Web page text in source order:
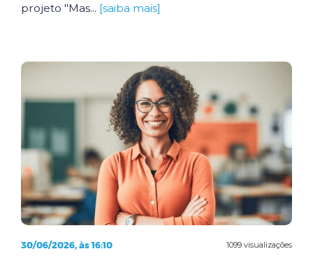
projeto "Mas... [saiba mais]
1099 visualizações
30/06/2026, às 16:10